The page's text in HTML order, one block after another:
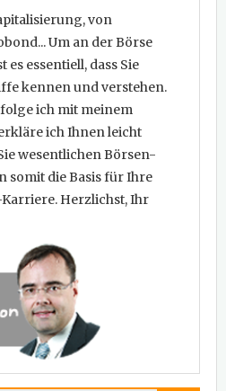
von
Um an der Börse
essentiell, dass Sie
kennen und verstehen.
ich mit meinem
ich Ihnen leicht
wesentlichen Börsen-
somit die Basis für Ihre
Herzlichst, Ihr